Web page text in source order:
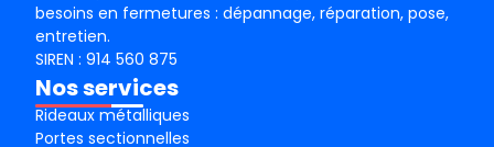
besoins en fermetures : dépannage, réparation, pose,
entretien.
SIREN : 914 560 875
Nos services
Rideaux métalliques
Portes sectionnelles